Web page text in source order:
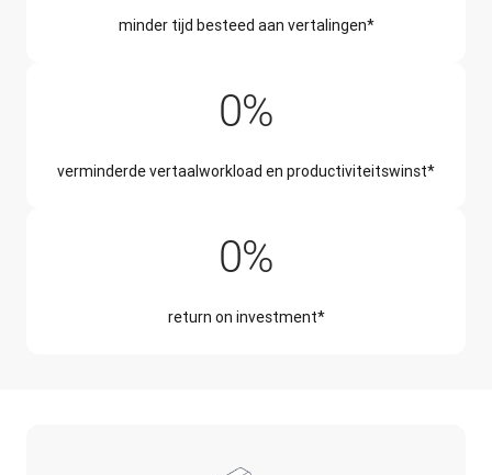
minder tijd besteed aan vertalingen*
0%
verminderde vertaalworkload en productiviteitswinst*
0%
return on investment*